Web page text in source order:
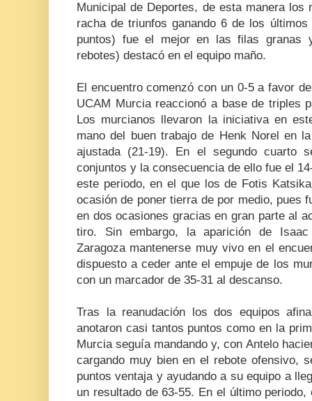
Municipal de Deportes, de esta manera los
racha de triunfos ganando 6 de los
puntos) fue el mejor en las filas granas
rebotes) destacó en el equipo maño.
El encuentro comenzó con un 0-5 afavor
UCAM Murcia reaccionó a base de triples
Los murcianos llevaron la iniciativa en
mano del buen trabajo de Henk Norel en
ajustada (21-19). En el segundo cuarto
conjuntos y la consecuencia de ello fue el
este periodo, en el que los de Fotis
ocasión de poner tierra de por medio, pues
en dos ocasiones gracias en gran parte al
tiro. Sin embargo, la aparición de
Zaragoza mantenerse muy vivo en el
dispuesto a ceder ante el empuje de los
con un marcador de 35-31 al descanso.
Tras la reanudación los dos equipos
anotaron casi tantos puntos como en la
Murcia seguía mandando y, con Antelo
cargando muy bien en el rebote ofensivo,
puntos ventaja y ayudando a su equipo a
un resultado de 63-55. En el último